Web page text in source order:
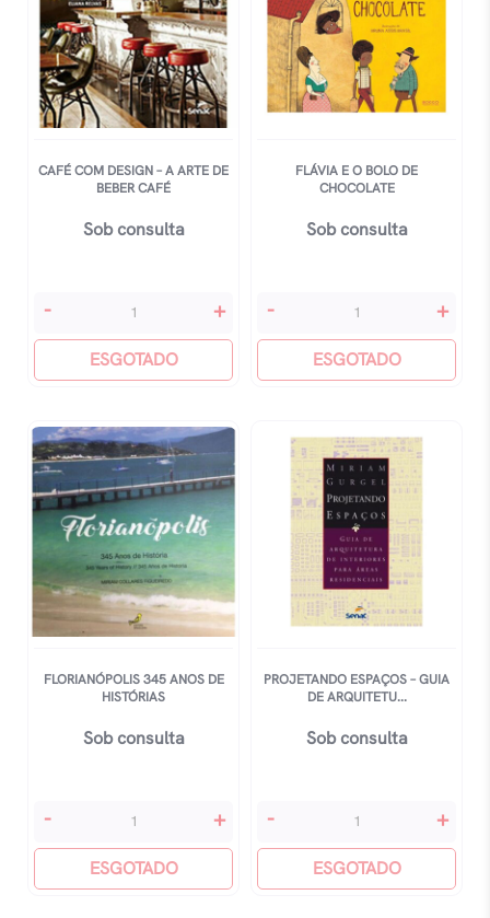
CAFÉ COM DESIGN – A ARTE DE
BEBER CAFÉ
Sob consulta
CafÉ
-
Arte
De
Beber
CafÉ
quantidade
- +
ESGOTADO
FLÁVIA E O BOLO DE
CHOCOLATE
Sob consulta
FlÁvia
Bolo
Chocolate
quantidade
- +
ESGOTADO
FLORIANÓPOLIS 345 ANOS DE
HISTÓRIAS
Sob consulta
FlorianÓpolis
De
- +
ESGOTADO
PROJETANDO ESPAÇOS – GUIA
DE ARQUITETU...
Sob consulta
Projetando
Guia
- +
ESGOTADO